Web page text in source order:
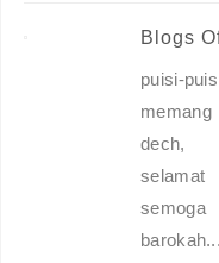
Blogs
puisi-
dech,
selamat